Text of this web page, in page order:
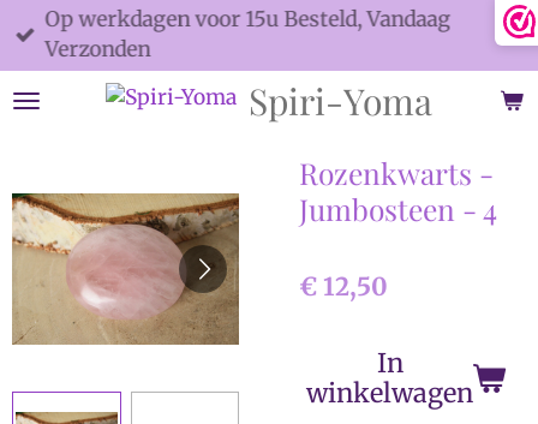
Ga
direct
de
Spiri-Yoma
Op werkdagen voor 15u Besteld, Vandaag
Verzonden
Rozenkwarts -
Jumbosteen - 4
€ 12,50
In
winkelwagen